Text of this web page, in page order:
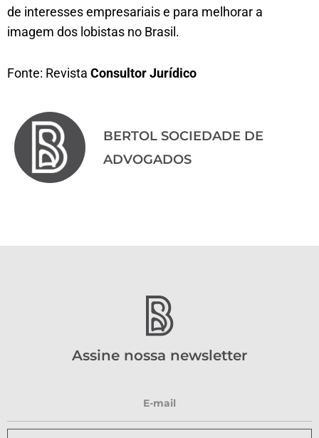
de interesses empresariais e para melhorar a
imagem dos lobistas no Brasil.
Fonte: Revista Consultor Jurídico
BERTOL SOCIEDADE DE
ADVOGADOS
Assine nossa newsletter